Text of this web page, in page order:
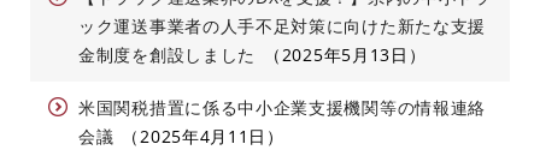
ック運送事業者の人手不足対策に向けた新たな支援
金制度を創設しました
2025年5月13日
米国関税措置に係る中小企業支援機関等の情報連絡
会議
2025年4月11日